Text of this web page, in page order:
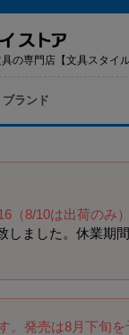
の専門店【文具スタイ
ブランド
（8/10は出荷のみ
しました。休業期
。発売は8月下旬